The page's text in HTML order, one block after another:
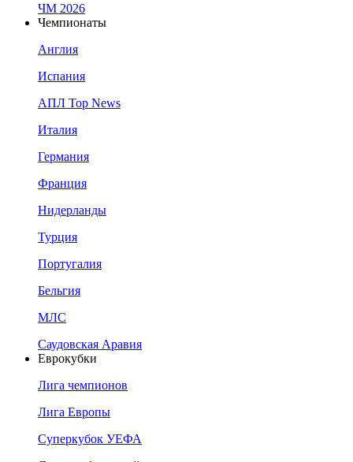
ЧМ 2026
Чемпионаты
Англия
Испания
АПЛ Top News
Италия
Германия
Франция
Нидерланды
Турция
Португалия
Бельгия
МЛС
Саудовская Аравия
Еврокубки
Лига чемпионов
Лига Европы
Суперкубок УЕФА